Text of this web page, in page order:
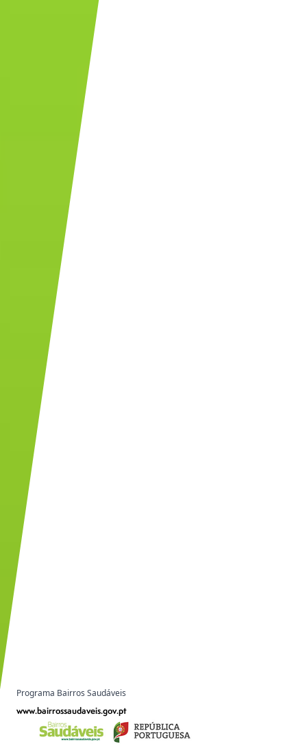
Programa Bairros Saudáveis
www.bairrossaudaveis.gov.pt